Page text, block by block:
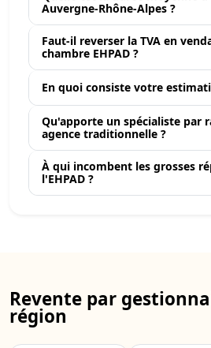
Auvergne-Rhône-Alpes ?
Faut-il reverser la TVA en
chambre EHPAD ?
En quoi consiste votre
Qu'apporte un spécialiste par
agence traditionnelle ?
À qui incombent les grosses
l'EHPAD ?
Revente par
région